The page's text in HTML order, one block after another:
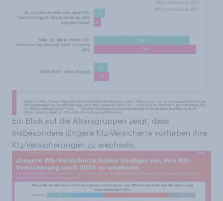
Ein Blick auf die Altersgruppen zeigt, dass
insbesondere jüngere Kfz-Versicherte vorhaben ihre
Kfz-Versicherungen zu wechseln.